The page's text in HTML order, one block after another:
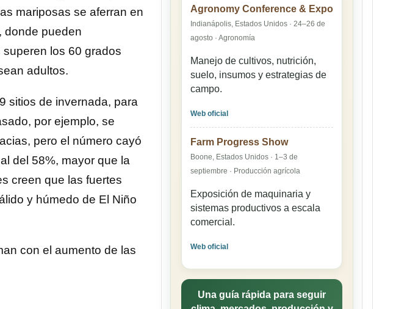
mariposas se aferran en
donde pueden
los 60 grados
adultos.
sitios de invernada, para
por ejemplo, se
pero el número cayó
del 58%, mayor que la
creen que las fuertes
y húmedo de El Niño
con el aumento de las
Agronomy Conference & Expo
Indianápolis, Estados Unidos · 24–26 de
agosto · Agronomía
Manejo de cultivos, nutrición,
suelo, insumos y estrategias de
campo.
Web oficial
Farm Progress Show
Boone, Estados Unidos · 1–3 de
septiembre · Producción agrícola
Exposición de maquinaria y
sistemas productivos a escala
comercial.
Web oficial
Una guía rápida para seguir